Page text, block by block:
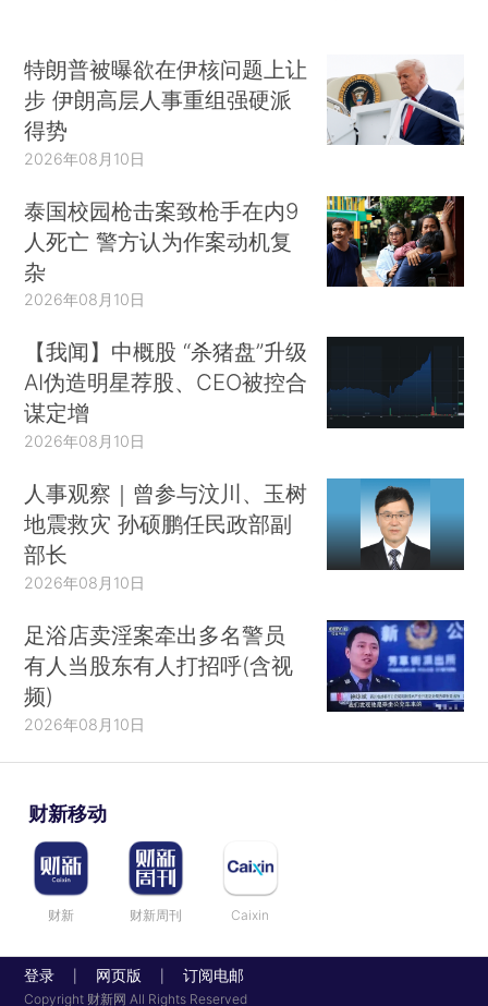
特朗普被曝欲在伊核问题上让
步 伊朗高层人事重组强硬派
得势
2026年08月10日
泰国校园枪击案致枪手在内9
人死亡 警方认为作案动机复
杂
2026年08月10日
【我闻】中概股 “杀猪盘”升级
AI伪造明星荐股、CEO被控合
谋定增
2026年08月10日
人事观察｜曾参与汶川、玉树
地震救灾 孙硕鹏任民政部副
部长
2026年08月10日
足浴店卖淫案牵出多名警员
有人当股东有人打招呼(含视
频)
2026年08月10日
财新移动
财新 财新周刊 Caixin
登录 网页版 订阅电邮
Copyright 财新网 All Rights Reserved